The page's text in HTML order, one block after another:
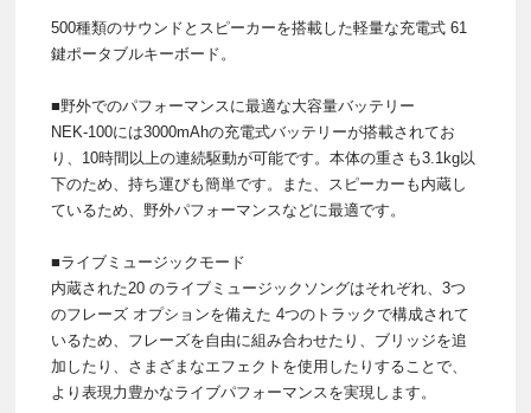
500種類のサウンドとスピーカーを搭載した軽量な充電式 61
鍵ポータブルキーボード。
■野外でのパフォーマンスに最適な大容量バッテリー
NEK-100には3000mAhの充電式バッテリーが搭載されてお
り、10時間以上の連続駆動が可能です。本体の重さも3.1kg以
下のため、持ち運びも簡単です。また、スピーカーも内蔵し
ているため、野外パフォーマンスなどに最適です。
■ライブミュージックモード
内蔵された20 のライブミュージックソングはそれぞれ、3つ
のフレーズ オプションを備えた 4つのトラックで構成されて
いるため、フレーズを自由に組み合わせたり、ブリッジを追
加したり、さまざまなエフェクトを使用したりすることで、
より表現力豊かなライブパフォーマンスを実現します。